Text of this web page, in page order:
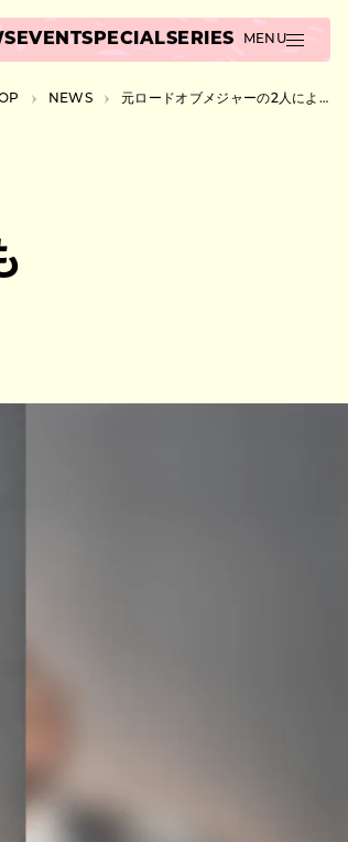
EVENTSPECIALSERIES MENU
NEWS 元ロードオブメジャーの2人によるバンド「もひげ」、初EPをリリース